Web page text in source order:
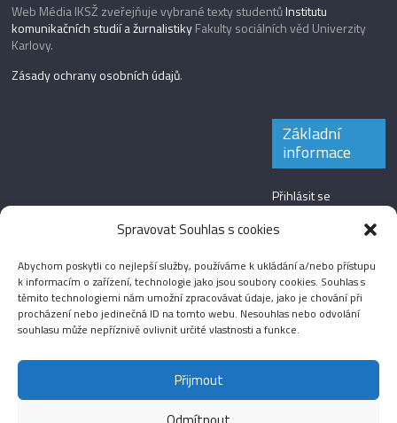
Spravovat Souhlas s cookies
Abychom poskytli co nejlepší služby, používáme k ukládání a/nebo přístupu
k informacím o zařízení, technologie jako jsou soubory cookies. Souhlas s
těmito technologiemi nám umožní zpracovávat údaje, jako je chování při
procházení nebo jedinečná ID na tomto webu. Nesouhlas nebo odvolání
souhlasu může nepříznivě ovlivnit určité vlastnosti a funkce.
Přijmout
Web Média IKSŽ zveřejňuje vybrané texty studentůInstitutu
komunikačních studií a žurnalistikyFakulty sociálních věd Univerzity
Karlovy.
Zásady ochrany osobních údajů.
Základní
informace
Přihlásit se
Zdroj kanálů
Kanál komentářů
Česká lokalizace